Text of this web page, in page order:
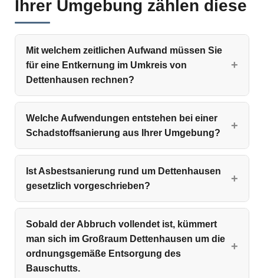
Ihrer Umgebung zählen diese
Mit welchem zeitlichen Aufwand müssen Sie
für eine Entkernung im Umkreis von
Dettenhausen rechnen?
Welche Aufwendungen entstehen bei einer
Schadstoffsanierung aus Ihrer Umgebung?
Ist Asbestsanierung rund um Dettenhausen
gesetzlich vorgeschrieben?
Sobald der Abbruch vollendet ist, kümmert
man sich im Großraum Dettenhausen um die
ordnungsgemäße Entsorgung des
Bauschutts.